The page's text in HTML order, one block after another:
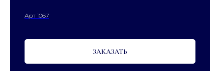
Арт 1067
ЗАКАЗАТЬ